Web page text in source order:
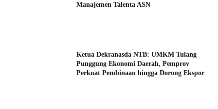
Manajemen Talenta ASN
Ketua Dekranasda NTB: UMKM Tulang
Punggung Ekonomi Daerah, Pemprov
Perkuat Pembinaan hingga Dorong Ekspor